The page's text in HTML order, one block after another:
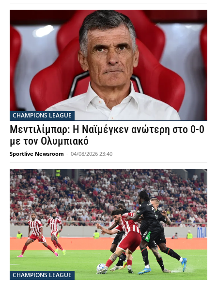
CHAMPIONS LEAGUE
Μεντιλίμπαρ: Η Ναϊμέγκεν ανώτερη στο 0-0
με τον Ολυμπιακό
Sportlive Newsroom - 04/08/2026 23:40
CHAMPIONS LEAGUE